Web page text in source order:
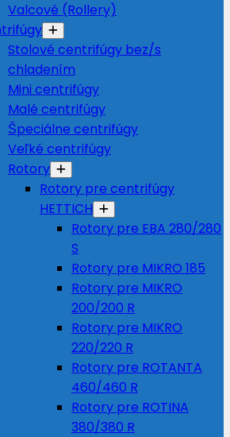
Valcové (Rollery)
Stolové centrifúgy bez/s
chladením
Mini centrifúgy
Malé centrifúgy
Špeciálne centrifúgy
Veľké centrifúgy
Rotory
Rotory pre centrifúgy
HETTICH
Rotory pre EBA 280/280
S
Rotory pre MIKRO 185
Rotory pre MIKRO
200/200 R
Rotory pre MIKRO
220/220 R
Rotory pre ROTANTA
460/460 R
Rotory pre ROTINA
380/380 R